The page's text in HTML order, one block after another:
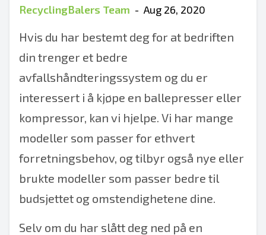
RecyclingBalers Team - Aug 26, 2020
Hvis du har bestemt deg for at bedriften
din trenger et bedre
avfallshåndteringssystem og du er
interessert i å kjøpe en ballepresser eller
kompressor, kan vi hjelpe. Vi har mange
modeller som passer for ethvert
forretningsbehov, og tilbyr også nye eller
brukte modeller som passer bedre til
budsjettet og omstendighetene dine.
Selv om du har slått deg ned på en